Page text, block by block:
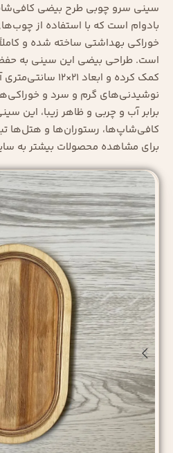
سینی سرو چوبی طرح بیضی
بادوام است که با استفاده از
خوراکی بهداشتی ساخته شده و
است. طراحی بیضی این سینی به
کمک کرده و ابعاد
نوشیدنی‌های گرم و سرد و
برابر آب و چربی و ظاهر زیبا، این
کافی‌شاپ‌ها، رستوران‌ها و هتل‌ها
برای مشاهده محصولات بیشتر به